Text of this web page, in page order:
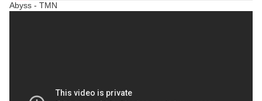
Abyss - TMN